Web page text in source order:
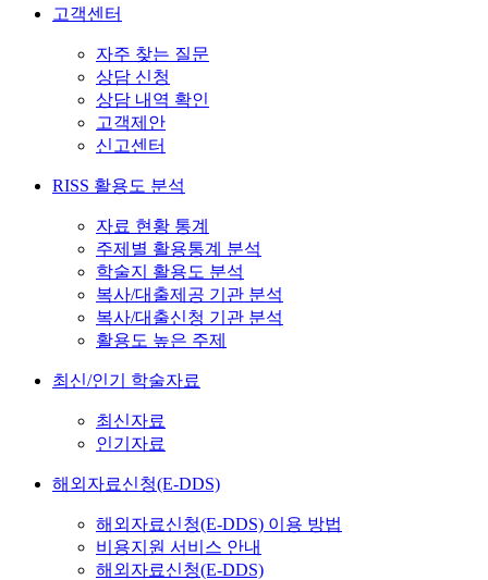
고객센터
자주 찾는 질문
상담 신청
상담 내역 확인
고객제안
신고센터
RISS 활용도 분석
자료 현황 통계
주제별 활용통계 분석
학술지 활용도 분석
복사/대출제공 기관 분석
복사/대출신청 기관 분석
활용도 높은 주제
최신/인기 학술자료
최신자료
인기자료
해외자료신청(E-DDS)
해외자료신청(E-DDS) 이용 방법
비용지원 서비스 안내
해외자료신청(E-DDS)